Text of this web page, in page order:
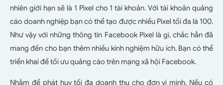
nhiên giới hạn sẽ là 1 Pixel cho 1 tài khoản. Với tài khoản quảng
cáo doanh nghiệp bạn có thể tạo được nhiều Pixel tối đa là 100.
Như vậy với những thông tin Facebook Pixel là gì, chắc hẳn đã
mang đến cho bạn thêm nhiều kinh nghiệm hữu ích. Bạn có thể
triển khai để tối ưu quảng cáo trên mạng xã hội Facebook.
Nhằm để phát huy tối đa doanh thu cho đơn vị mình. Nếu có